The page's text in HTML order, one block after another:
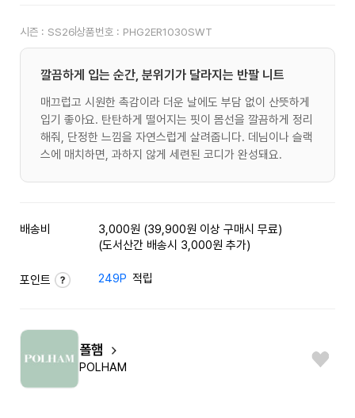
시즌 : SS26상품번호 : PHG2ER1030SWT
깔끔하게 입는 순간, 분위기가 달라지는 반팔 니트
매끄럽고 시원한 촉감이라 더운 날에도 부담 없이 산뜻하게
입기 좋아요. 탄탄하게 떨어지는 핏이 몸선을 깔끔하게 정리
해줘, 단정한 느낌을 자연스럽게 살려줍니다. 데님이나 슬랙
스에 매치하면, 과하지 않게 세련된 코디가 완성돼요.
배송비
3,000원 (39,900원 이상 구매시 무료)
(도서산간 배송시 3,000원 추가)
포인트 249P 적립
폴햄
POLHAM